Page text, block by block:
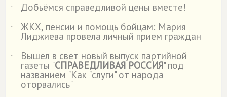
˙
Добьёмся справедливой цены вместе!
˙
ЖКХ, пенсии и помощь бойцам: Мария
Лиджиева провела личный прием граждан
˙
Вышел в свет новый выпуск партийной
газеты "СПРАВЕДЛИВАЯ РОССИЯ" под
названием "Как "слуги" от народа
оторвались"